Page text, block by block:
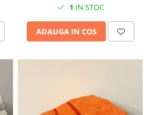
1 IN STOC
ADAUGA IN COS